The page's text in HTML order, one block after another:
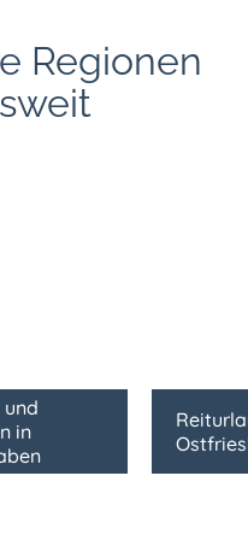
Regionen
in